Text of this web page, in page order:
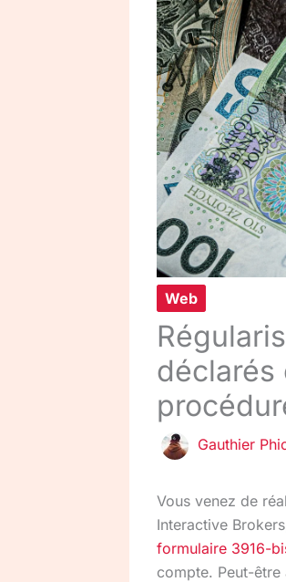
Web
déclarés
Gauthier
Vous venez de
Interactive
formulaire 3916-
compte. Peut-être